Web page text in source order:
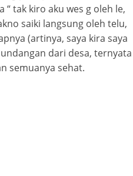
tak kiro aku wes g oleh le,
saiki langsung oleh telu,
(artinya, saya kira saya
dari desa, ternyata
semuanya sehat.